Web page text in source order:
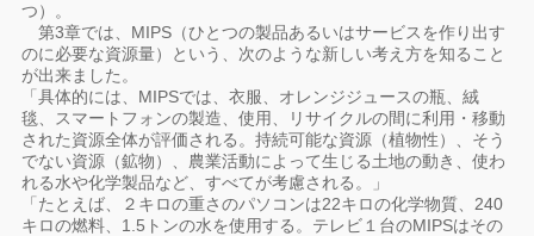
つ）。
第3章では、MIPS（ひとつの製品あるいはサービスを作り出す
のに必要な資源量）という、次のような新しい考え方を知ること
が出来ました。
「具体的には、MIPSでは、衣服、オレンジジュースの瓶、絨
毯、スマートフォンの製造、使用、リサイクルの間に利用・移動
された資源全体が評価される。持続可能な資源（植物性）、そう
でない資源（鉱物）、農業活動によって生じる土地の動き、使わ
れる水や化学製品など、すべてが考慮される。」
「たとえば、２キロの重さのパソコンは22キロの化学物質、240
キロの燃料、1.5トンの水を使用する。テレビ１台のMIPSはその